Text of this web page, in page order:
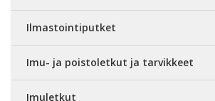
Ilmastointiputket
Imu- ja poistoletkut ja tarvikkeet
Imuletkut